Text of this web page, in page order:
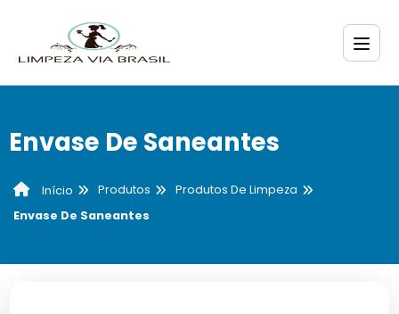
Envase De Saneantes
Início Produtos
Produtos De Limpeza
Envase De Saneantes